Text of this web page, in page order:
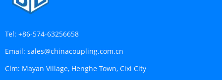
Tel: +86-574-63256658
Email: sales@chinacoupling.com.cn
Cím: Mayan Village, Henghe Town, Cixi City